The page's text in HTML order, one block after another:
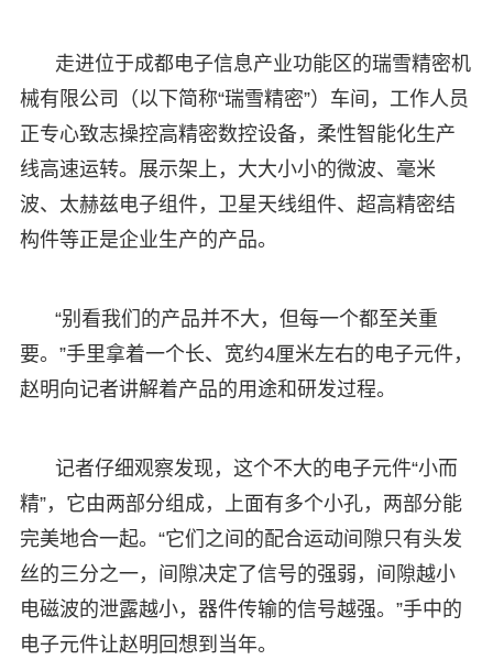
走进位于成都电子信息产业功能区的瑞雪精密机
械有限公司（以下简称“瑞雪精密”）车间，工作人员
正专心致志操控高精密数控设备，柔性智能化生产
线高速运转。展示架上，大大小小的微波、毫米
波、太赫兹电子组件，卫星天线组件、超高精密结
构件等正是企业生产的产品。
“别看我们的产品并不大，但每一个都至关重
要。”手里拿着一个长、宽约4厘米左右的电子元件，
赵明向记者讲解着产品的用途和研发过程。
记者仔细观察发现，这个不大的电子元件“小而
精”，它由两部分组成，上面有多个小孔，两部分能
完美地合一起。“它们之间的配合运动间隙只有头发
丝的三分之一，间隙决定了信号的强弱，间隙越小
电磁波的泄露越小，器件传输的信号越强。”手中的
电子元件让赵明回想到当年。